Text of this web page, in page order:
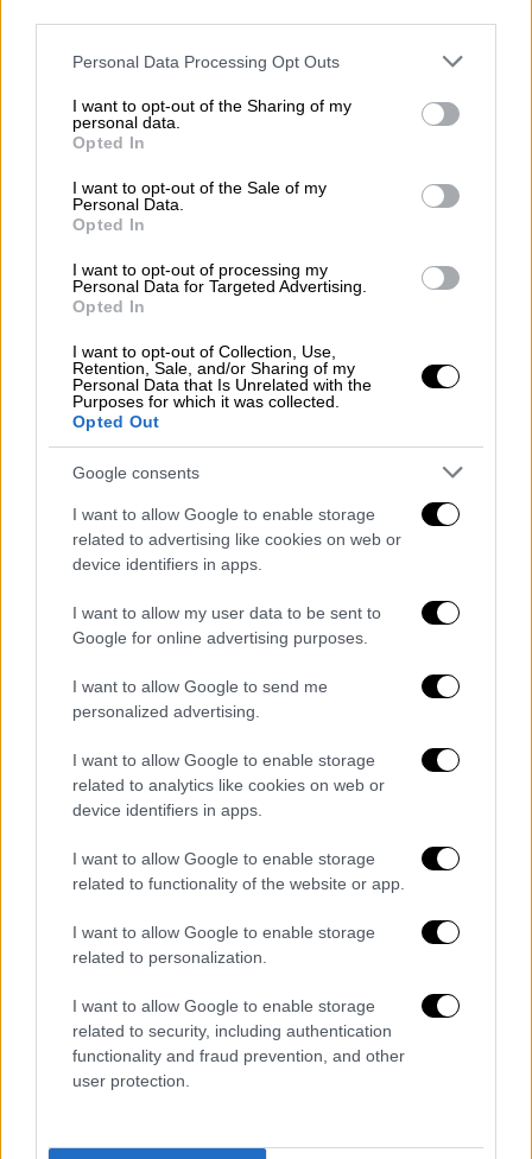
Please note that this website/app uses one or more Google
not limited to your visit or usage behaviour. You may click to
grant or deny consent to Google and its third-party tags to
use your data for below specified purposes in below Google
consent section.
Personal Data Processing Opt Outs
I want to opt-out of the Sharing of my
personal data.
Opted In
I want to opt-out of the Sale of my
Personal Data.
Opted In
I want to opt-out of processing my
Personal Data for Targeted Advertising.
Opted In
I want to opt-out of Collection, Use,
Retention, Sale, and/or Sharing of my
Personal Data that Is Unrelated with the
Purposes for which it was collected.
Opted Out
Google consents
I want to allow Google to enable storage
related to advertising like cookies on web or
device identifiers in apps.
I want to allow my user data to be sent to
Google for online advertising purposes.
I want to allow Google to send me
personalized advertising.
I want to allow Google to enable storage
related to analytics like cookies on web or
device identifiers in apps.
I want to allow Google to enable storage
related to functionality of the website or app.
I want to allow Google to enable storage
related to personalization.
I want to allow Google to enable storage
related to security, including authentication
functionality and fraud prevention, and other
user protection.
Οι ειδικοί εκτιμούν ότι μπορεί να «πιάσει»
και τα
50.000 δολάρια,
καθώς ένα άλλο
πρώτης γενιάς phone , που δημοπρατήθηκε,
αγοράστηκε για 39.000 δολάρια.
Τα iPhone άλλαξαν τον τρόπο με τον οποίο
δισεκατομμύρια άνθρωποι σε όλο τον κόσμο
επικοινωνούν
και τον τρόπο με τον οποίο ξυπνούν το
πρωί. Σκότωσε δεκάδες βιομηχανίες
(βιντεοκάμερες, MP3 players, flip phones) και
έδωσε ζωή σε πολλές άλλες.
Μιλώντας στην ετήσια έκθεση
Steve Jobs ξεκίνησε την παρουσίασή του
σημειώνοντας «Θα γράψουμε ιστορία μαζί
σήμερα». «Είναι μια πραγματική επανάσταση
φέρνουμε την πραγματική περιήγηση στο
Web σε ένα τηλέφωνο» είχε τονίσει.
Κλειστά όλα τα σχολεία στην Αττική
λόγω της κακοκαιρίας Μπάρμπαρα - Οι
επίσημες ανακοινώσεις - Με
τηλεκπαίδευση τα μαθήματα
Νεκρό ένα παιδί και μια γυναίκα - Φόβοι
και για άλλα θύματα
Χάρης Θεοχάρης στο ethnos.gr: Η πρώτη
κάλπη είναι η πλέον καθοριστική
Ακριβά πληρώνει η Ελλάδα το brain drain
της κρίσης - Πόσο έχει μειωθεί ο
πληθυσμός από το 2012 και πώς θα
αλλάξει η αρνητική πορεία των αριθμών
συμμαχία για τον αγωγό East Med -